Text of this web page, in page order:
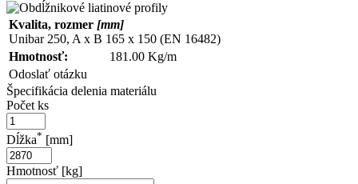
Kvalita, rozmer [mm]
Unibar 250, A x B 165 x 150 (EN 16482)
Hmotnosť:
181.00 Kg/m
Odoslať otázku
Špecifikácia delenia materiálu
Počet ks
Dĺžka* [mm]
Hmotnosť [kg]